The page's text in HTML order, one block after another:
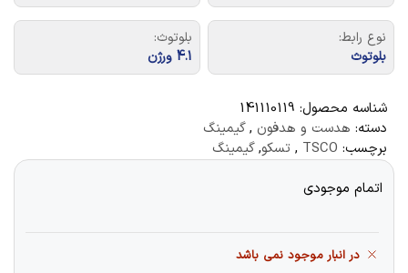
نوع رابط:
بلوتوث
بلوتوث:
4.1 ورژن
شناسه محصول: 141110119
دسته: هدست و هدفون ,گیمینگ
برچسب: TSCO
, تسکو,گیمینگ
اتمام موجودی
در انبار موجود نمی باشد